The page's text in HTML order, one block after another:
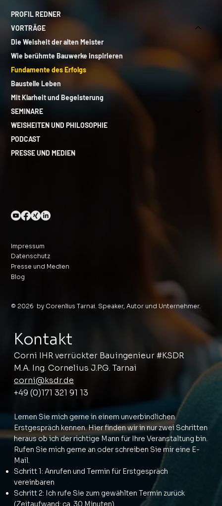
Kontakt
Corni IHR verrückter Bauingenieur #KSDR
M.A. Ing. Cornelius J.P.G. Tarnai
corni@ksdr.de
+49 (0)171 321 91 13
Lernen Sie mich gerne in einem unverbindlichen
Erstgespräch kennen. Hier finden wir in nur zwei Schritten
heraus ob ich der richtige Mann für Ihre Veranstaltung bin.
Rufen Sie mich gerne an oder schreiben Sie mir eine E-
Mail.
Schritt 1: Anrufen und Termin für Erstgespräch
vereinbaren
Schritt 2: Ich rufe Sie zum gewählten Termin zurück
(Zeitaufwand: ca. 30 Minuten)
PROFIL REDNER
VORTRÄGE
Die Weisheit der alten Meister
Wie berühmte Bauwerke inspirieren
Fundamente des Erfolgs
Baustelle Leben
Mit Klarheit und Begeisterung
SEMINARE
WEISHEITEN UND PHILOSOPHIE
PODCAST
PRESSE UND MEDIEN
Impressum
Datenschutz
Presse und Medien
Blog
© 2026 by Corenlius Tarnai. Speaker, Autor und Unternehmer.